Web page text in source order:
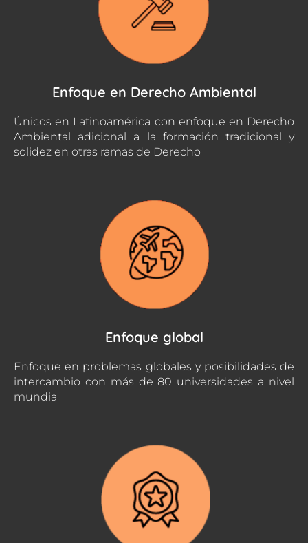
Enfoque en Derecho Ambiental
Únicos en Latinoamérica con enfoque en Derecho
Ambiental adicional a la formación tradicional y
solidez en otras ramas de Derecho
Enfoque global
Enfoque en problemas globales y posibilidades de
intercambio con más de 80 universidades a nivel
mundia